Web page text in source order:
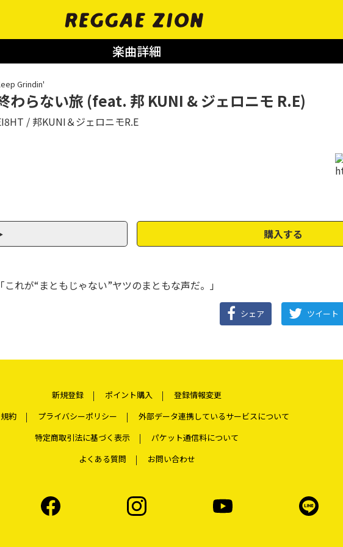
楽曲詳細
Grindin'
わらない旅 (feat. 邦 KUNI & ジェロニモ R.E)
邦KUNI＆ジェロニモR.E
購入する
これが“まともじゃない”ヤツのまともな声だ。」
シェア ツイート
新規登録 ポイント購入
登録情報変更
約
プライバシーポリシー
外部データ連携しているサービスについて
特定商取引法に基づく表示
パケット通信料について
よくある質問
お問い合わせ